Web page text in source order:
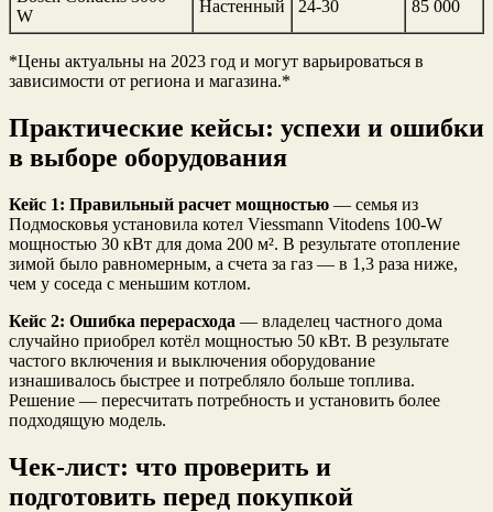
W
Настенный 24-30 85 000
*Цены актуальны на 2023 год и могут варьироваться в
зависимости от региона и магазина.*
Практические кейсы: успехи и ошибки
в выборе оборудования
Кейс 1: Правильный расчет мощностью — семья из
Подмосковья установила котел Viessmann Vitodens 100-W
мощностью 30 кВт для дома 200 м². В результате отопление
зимой было равномерным, а счета за газ — в 1,3 раза ниже,
чем у соседа с меньшим котлом.
Кейс 2: Ошибка перерасхода — владелец частного дома
случайно приобрел котёл мощностью 50 кВт. В результате
частого включения и выключения оборудование
изнашивалось быстрее и потребляло больше топлива.
Решение — пересчитать потребность и установить более
подходящую модель.
Чек-лист: что проверить и
подготовить перед покупкой